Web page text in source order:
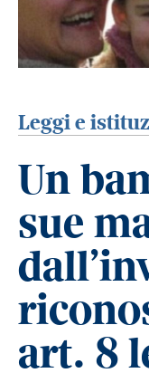
Leggi e
Un
sue
art. 8